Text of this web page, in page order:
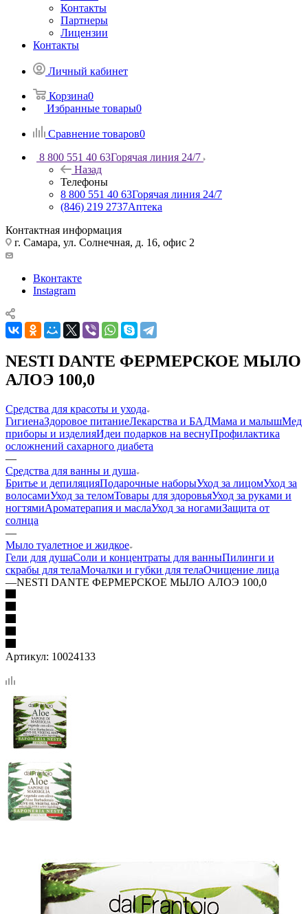
Контакты
Партнеры
Лицензии
Контакты
Личный кабинет
Корзина0
Избранные товары0
Сравнение товаров0
8 800 551 40 63Горячая линия 24/7
Назад
Телефоны
8 800 551 40 63Горячая линия 24/7
(846) 219 2737Аптека
Контактная информация
г. Самара, ул. Солнечная, д. 16, офис 2
Вконтакте
Instagram
NESTI DANTE ФЕРМЕРСКОЕ МЫЛО
АЛОЭ 100,0
Средства для красоты и ухода
ГигиенаЗдоровое питаниеЛекарства и БАДМама и малышМед
приборы и изделияИдеи подарков на веснуПрофилактика
осложнений сахарного диабета
—
Средства для ванны и душа
Бритье и депиляцияПодарочные наборыУход за лицомУход за
волосамиУход за теломТовары для здоровьяУход за руками и
ногтямиАроматерапия и маслаУход за ногамиЗащита от
солнца
—
Мыло туалетное и жидкое
Гели для душаСоли и концентраты для ванныПилинги и
скрабы для телаМочалки и губки для телаОчищение лица
—NESTI DANTE ФЕРМЕРСКОЕ МЫЛО АЛОЭ 100,0
Артикул: 10024133